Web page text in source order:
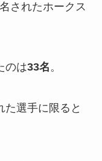
されたホークス
のは33名。
た選手に限ると